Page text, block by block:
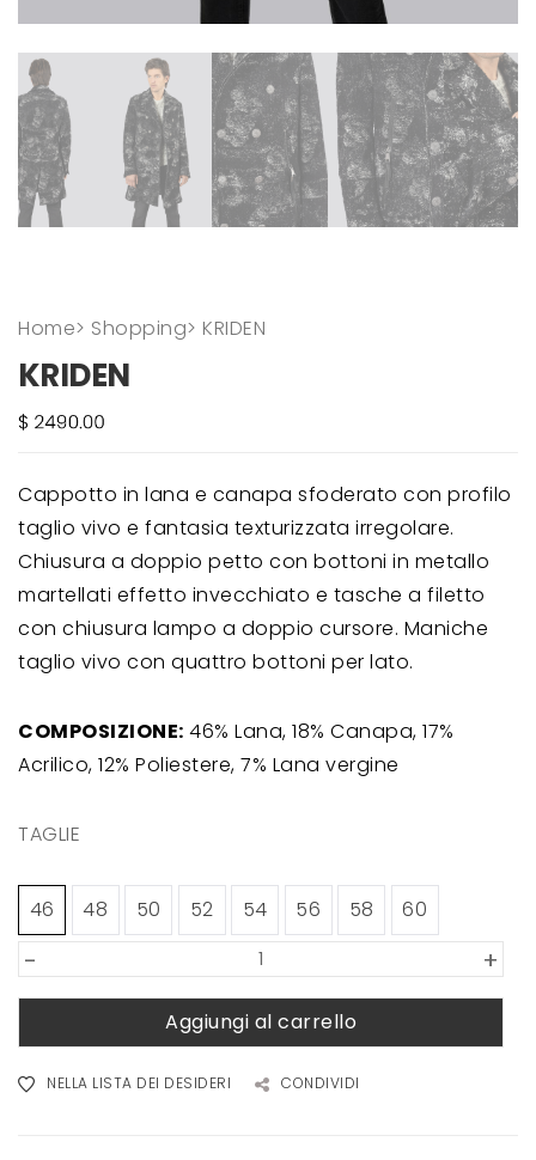
Home> Shopping> KRIDEN
KRIDEN
Cappotto in lana e canapa sfoderato con profilo
taglio vivo e fantasia texturizzata irregolare.
Chiusura a doppio petto con bottoni in metallo
martellati effetto invecchiato e tasche a filetto
con chiusura lampo a doppio cursore. Maniche
taglio vivo con quattro bottoni per lato.
COMPOSIZIONE: 46% Lana, 18% Canapa, 17%
Acrilico, 12% Poliestere, 7% Lana vergine
TAGLIE
46 48 50 52 54 56 58 60
+
-
Aggiungi al carrello
NELLA LISTA DEI DESIDERI CONDIVIDI